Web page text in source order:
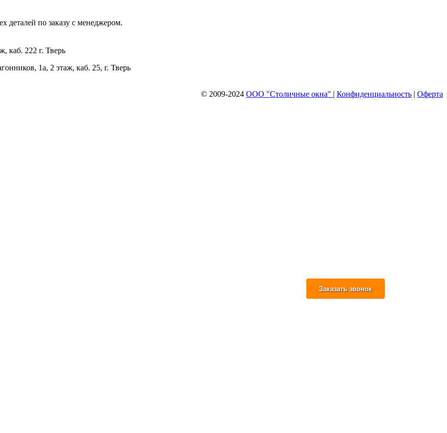
деталей по заказу с менеджером.
каб. 222 г. Тверь
1а, 2 этаж, каб. 25, г. Тверь
© 2009-2024 ООО "Столичные окна" | Конфиденциальность | Оферта